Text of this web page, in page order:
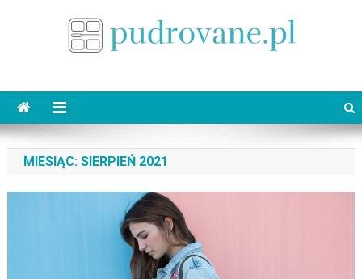
MIESIĄC: SIERPIEŃ 2021